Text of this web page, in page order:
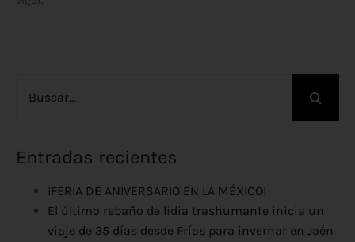
Entradas recientes
¡FERIA DE ANIVERSARIO EN LA MÉXICO!
El último rebaño de lidia trashumante inicia un
viaje de 35 días desde Frías para invernar en Jaén